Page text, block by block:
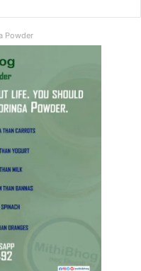
Powder